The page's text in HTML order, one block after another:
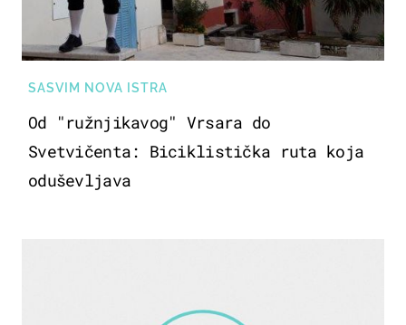
SASVIM NOVA ISTRA
Od "ružnjikavog" Vrsara do
Svetvičenta: Biciklistička ruta koja
oduševljava